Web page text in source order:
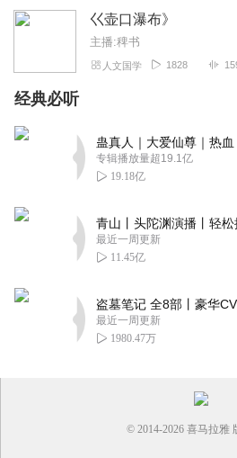
巜壶口瀑布》
主播:稗书
人文国学 1828
经典必听
专辑播放量超19.1亿
19.18亿
最近一周更新
11.45亿
最近一周更新
1980.47万
© 2014-2026 喜马拉雅